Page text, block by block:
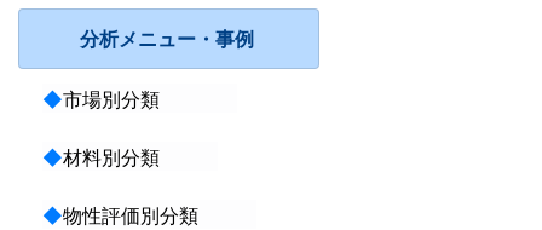
分析メニュー・事例
◆市場別分類
◆材料別分類
◆物性評価別分類